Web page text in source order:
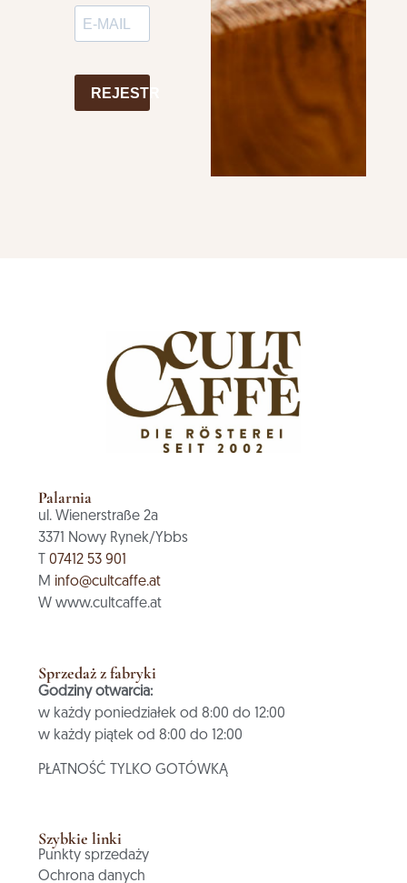
REJESTR
Palarnia
ul. Wienerstraße 2a
3371 Nowy Rynek/Ybbs
T07412 53 901
M info@cultcaffe.at
W www.cultcaffe.at
Sprzedaż z fabryki
Godziny otwarcia:
w każdy poniedziałek od 8:00 do 12:00
w każdy piątek od 8:00 do 12:00
PŁATNOŚĆ TYLKO GOTÓWKĄ
Szybkie linki
Punkty sprzedaży
Ochrona danych